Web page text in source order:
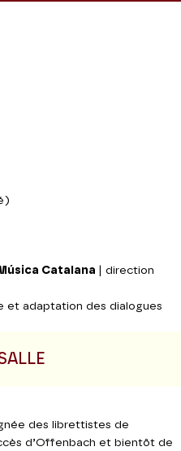
Catalana
| direction
et adaptation des dialogues
des librettistes de
d’Offenbach et bientôt de